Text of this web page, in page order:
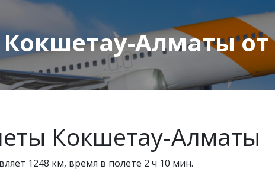
Алматы от
Кокшетау-Алматы
1248 км, время в полете 2 ч 10 мин.